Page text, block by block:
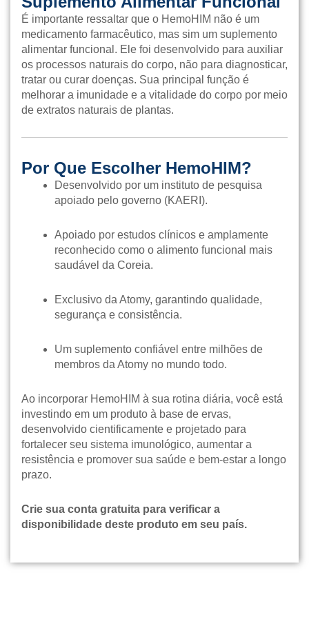
É importante ressaltar que o HemoHIM não é um
medicamento farmacêutico, mas sim um suplemento
alimentar funcional. Ele foi desenvolvido para auxiliar
os processos naturais do corpo, não para diagnosticar,
tratar ou curar doenças. Sua principal função é
melhorar a imunidade e a vitalidade do corpo por meio
de extratos naturais de plantas.
Por Que Escolher HemoHIM?
Desenvolvido por um instituto de pesquisa
apoiado pelo governo (KAERI).
Apoiado por estudos clínicos e amplamente
reconhecido como o alimento funcional mais
saudável da Coreia.
Exclusivo da Atomy, garantindo qualidade,
segurança e consistência.
Um suplemento confiável entre milhões de
membros da Atomy no mundo todo.
Ao incorporar HemoHIM à sua rotina diária, você está
investindo em um produto à base de ervas,
desenvolvido cientificamente e projetado para
fortalecer seu sistema imunológico, aumentar a
resistência e promover sua saúde e bem-estar a longo
prazo.
Crie sua conta gratuita para verificar a
disponibilidade deste produto em seu país.